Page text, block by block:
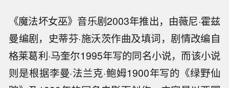
《魔法坏女巫》音乐剧2003年推出，由薇尼·霍兹
曼编剧，史蒂芬·施沃茨作曲及填词，剧情改编自
格莱葛利·马奎尔1995年写的同名小说，而该小说
则是根据李曼·法兰克·鲍姆1900年写的《绿野仙